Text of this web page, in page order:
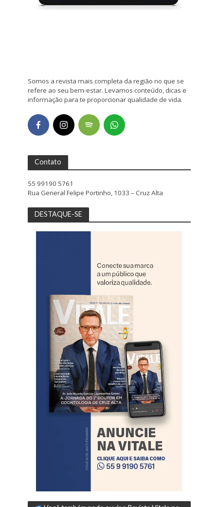
Somos a revista mais completa da região no que se
refere ao seu bem-estar. Levamos conteúdo, dicas e
informação para te proporcionar qualidade de vida.
Contato
55 99190 5761
Rua General Felipe Portinho, 1033 – Cruz Alta
DESTAQUE-SE